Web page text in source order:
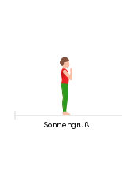
Sonnengruß